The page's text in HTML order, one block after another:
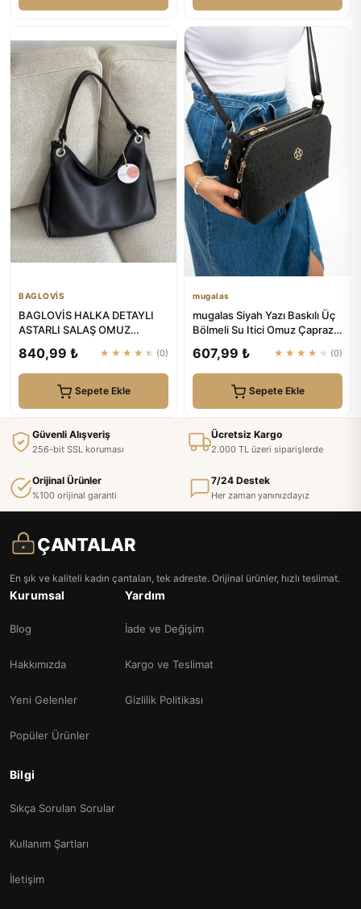
BAGLOVİS
BAGLOVİS HALKA DETAYLI
ASTARLI SALAŞ OMUZ
840,99 ₺ ★★★★★ (0)
Sepete Ekle
mugalas
mugalas Siyah Yazı Baskılı Üç
Bölmeli Su Itici Omuz Çapraz
607,99 ₺ ★★★★★ (0)
Sepete Ekle
Güvenli Alışveriş
256-bit SSL koruması
Ücretsiz Kargo
2.000 TL üzeri siparişlerde
Orijinal Ürünler
%100 orijinal garanti
7/24 Destek
Her zaman yanınızdayız
ÇANTALAR
En şık ve kaliteli kadın çantaları, tek adreste. Orijinal ürünler, hızlı teslimat.
Kurumsal
Blog
Hakkımızda
Yeni Gelenler
Popüler Ürünler
Yardım
İade ve Değişim
Kargo ve Teslimat
Gizlilik Politikası
Bilgi
Sıkça Sorulan Sorular
Kullanım Şartları
İletişim